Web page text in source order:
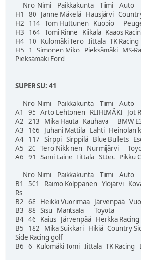
Nro Nimi Paikkakunta Tiimi Auto
H1 80 Janne Mäkelä Hausjärvi
H2 114 Tom Huttunen Kuopio
H3 164 Tomi Rinne Kiikala Kaaos
H4 10 Kulomäki Tero Iittala TK Racing
H5 1 Simonen Miko Pieksämäki MS-
Pieksämäki Ford
SUPER SU: 41
Nro Nimi Paikkakunta Tiimi Auto
A1 95 Arto Lehtonen RIIHIMÄKI Jot
A2 213 Mika Hauta Kauhava BMW
A3 166 Juhani Mattila Lahti Heinolan
A4 117 Sirppi Sirppilä Blue Bullets
A5 20 Tero Nikkinen Nurmijärvi
A6 91 Sami Laine Iittala SLtec Pikku
Nro Nimi Paikkakunta Tiimi Auto
B1 501 Raimo Kolppanen Ylöjärvi
Rs
B2 68 Heikki Vuorimaa Järvenpää
B3 88 Sisu Mäntsälä Toyota
B4 46 Kaius Järvenpää Herkka
B5 182 Mika Suikkari Hikiä Country
Side Racing golf
B6 6 Kulomäki Tomi Iittala TK Racing